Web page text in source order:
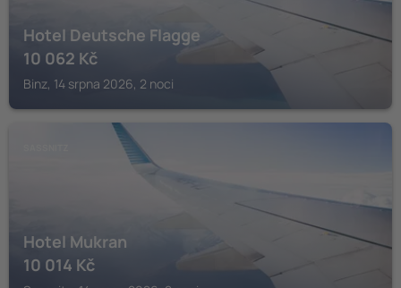
Hotel Deutsche Flagge
10 062 Kč
Binz, 14 srpna 2026, 2 noci
Hotel Mukran
10 014 Kč